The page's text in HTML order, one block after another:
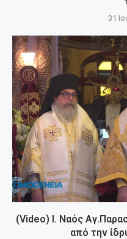
31
(Video) Ι. Ναός
από την